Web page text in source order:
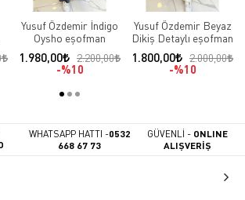
Yusuf Özdemir İndigo
Oysho eşofman
1.980,00
2.200,00
%10
Yusuf Özdemir Beyaz
Dikiş Detaylı eşofman
1.800,00
2.000,00
%10
WHATSAPP HATTI -0532
668 67 73
GÜVENLİ - ONLINE
ALIŞVERİŞ